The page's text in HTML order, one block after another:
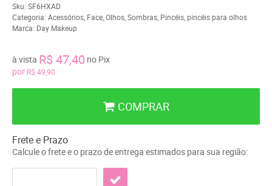
Sku: SF6HXAD
Categoria: Acessórios Face Olhos Sombras Pincéis pincéis para olhos
Marca: Day Makeup
por R$ 49,90
à vista R$ 47,40 no Pix
COMPRAR
Frete e Prazo
Calcule o frete e o prazo de entrega estimados para sua região: